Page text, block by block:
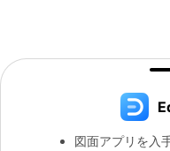
図面アプリを入